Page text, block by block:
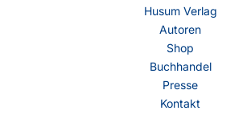
Husum Verlag
Autoren
Shop
Buchhandel
Presse
Kontakt